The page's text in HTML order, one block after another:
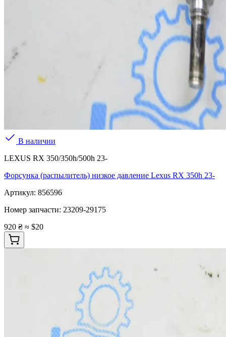
В наличии
LEXUS RX 350/350h/500h 23-
Форсунка (распылитель) низкое давление Lexus RX 350h 23-
Артикул: 856596
Номер запчасти: 23209-29175
920 ₴ ≈ $20